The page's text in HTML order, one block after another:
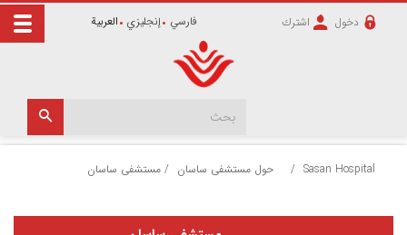
دخول اشترك فارسي إنجليزي العربية
Sasan Hospital
/ حول مستشفى ساسان / مستشفى ساسان